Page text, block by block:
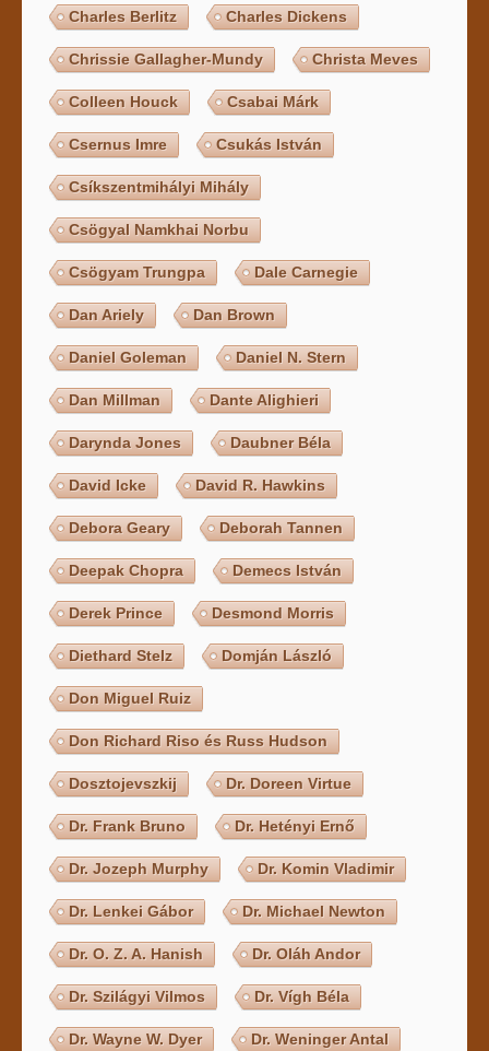
Charles Berlitz Charles Dickens
Chrissie Gallagher-Mundy Christa Meves
Colleen Houck Csabai Márk
Csernus Imre Csukás István
Csíkszentmihályi Mihály
Csögyal Namkhai Norbu
Csögyam Trungpa Dale Carnegie
Dan Ariely Dan Brown
Daniel Goleman Daniel N. Stern
Dan Millman Dante Alighieri
Darynda Jones Daubner Béla
David Icke David R. Hawkins
Debora Geary Deborah Tannen
Deepak Chopra Demecs István
Derek Prince Desmond Morris
Diethard Stelz Domján László
Don Miguel Ruiz
Don Richard Riso és Russ Hudson
Dosztojevszkij Dr. Doreen Virtue
Dr. Frank Bruno Dr. Hetényi Ernő
Dr. Jozeph Murphy Dr. Komin Vladimir
Dr. Lenkei Gábor Dr. Michael Newton
Dr. O. Z. A. Hanish Dr. Oláh Andor
Dr. Szilágyi Vilmos Dr. Vígh Béla
Dr. Wayne W. Dyer Dr. Weninger Antal